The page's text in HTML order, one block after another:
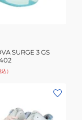
SURGE 3 GS
込）